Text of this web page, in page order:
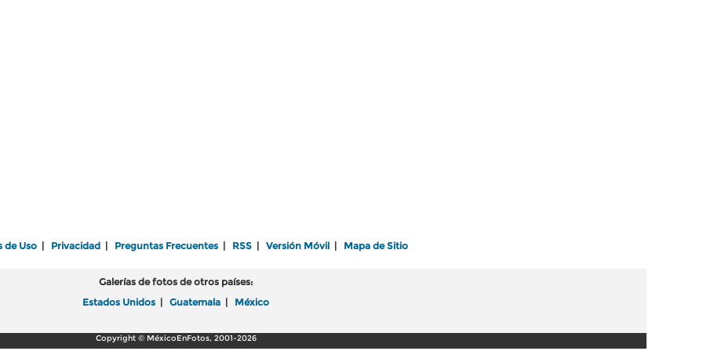
de Uso Privacidad Preguntas Frecuentes RSS Versión Móvil Mapa de Sitio
Galerías de fotos de otros países:
Estados Unidos
Guatemala México
Copyright © MéxicoEnFotos, 2001-2026